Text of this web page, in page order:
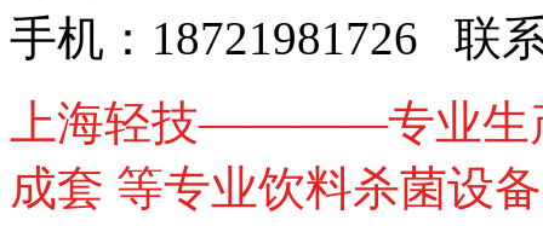
手机：18721981726 联
上海轻技————专业生
成套 等专业饮料杀菌设